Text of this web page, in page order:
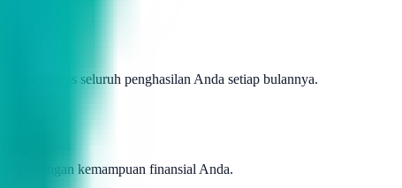
menguras seluruh penghasilan Anda setiap bulannya.
dengan kemampuan finansial Anda.